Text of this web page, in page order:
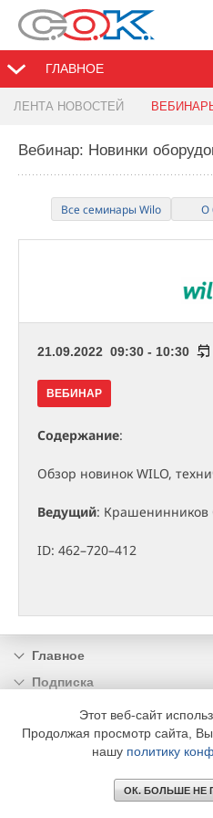
ГЛАВНОЕ
ЛЕНТА НОВОСТЕЙ
Вебинар: Новинки
Все семинары Wilo О
21.09.2022 09:30 - 10:30
ВЕБИНАР
Содержание:
Обзор новинок WILO,
Ведущий: Крашенинников
ID: 462–720–412
Главное
Подписка
Информация
© 2002 - 2026 OOO Издательский дом
Этот веб-сайт
Продолжая просмотр сайта,
нашу политику
ОК. БОЛЬШЕ НЕ